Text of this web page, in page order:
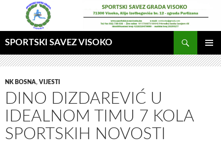
SPORTSKI SAVEZ VISOKO
GLAVNI
MENI
NK BOSNA, VIJESTI
DINO DIZDAREVIĆ U
IDEALNOM TIMU 7 KOLA
SPORTSKIH NOVOSTI